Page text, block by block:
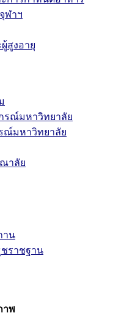
ฬาฯ
สูงอายุ
รณ์มหาวิทยาลัย
ณ์มหาวิทยาลัย
าลัย
าน
ราชฐาน
าพ